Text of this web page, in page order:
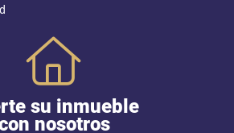
su inmueble
nosotros